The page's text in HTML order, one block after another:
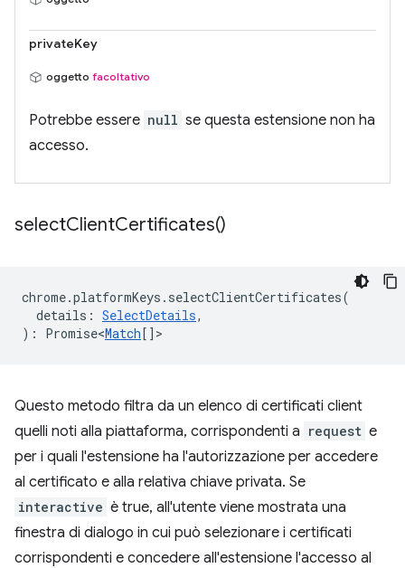
privateKey
oggetto facoltativo
Potrebbe essere null se questa estensione non ha
accesso.
selectClientCertificates()
chrome.platformKeys . selectClientCertificates(
details : SelectDetails,
) : Promise<Match[] >
Questo metodo filtra da un elenco di certificati client
quelli noti alla piattaforma, corrispondenti a request e
per i quali l'estensione ha l'autorizzazione per accedere
al certificato e alla relativa chiave privata. Se
interactive è true, all'utente viene mostrata una
finestra di dialogo in cui può selezionare i certificati
corrispondenti e concedere all'estensione l'accesso al